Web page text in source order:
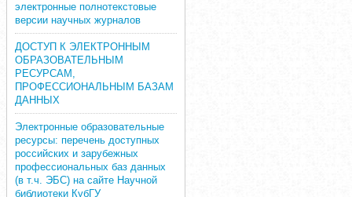
электронные полнотекстовые
версии научных журналов
ДОСТУП К ЭЛЕКТРОННЫМ
ОБРАЗОВАТЕЛЬНЫМ
РЕСУРСАМ,
ПРОФЕССИОНАЛЬНЫМ БАЗАМ
ДАННЫХ
Электронные образовательные
ресурсы: перечень доступных
российских и зарубежных
профессиональных баз данных
(в т.ч. ЭБС) на сайте Научной
библиотеки КубГУ